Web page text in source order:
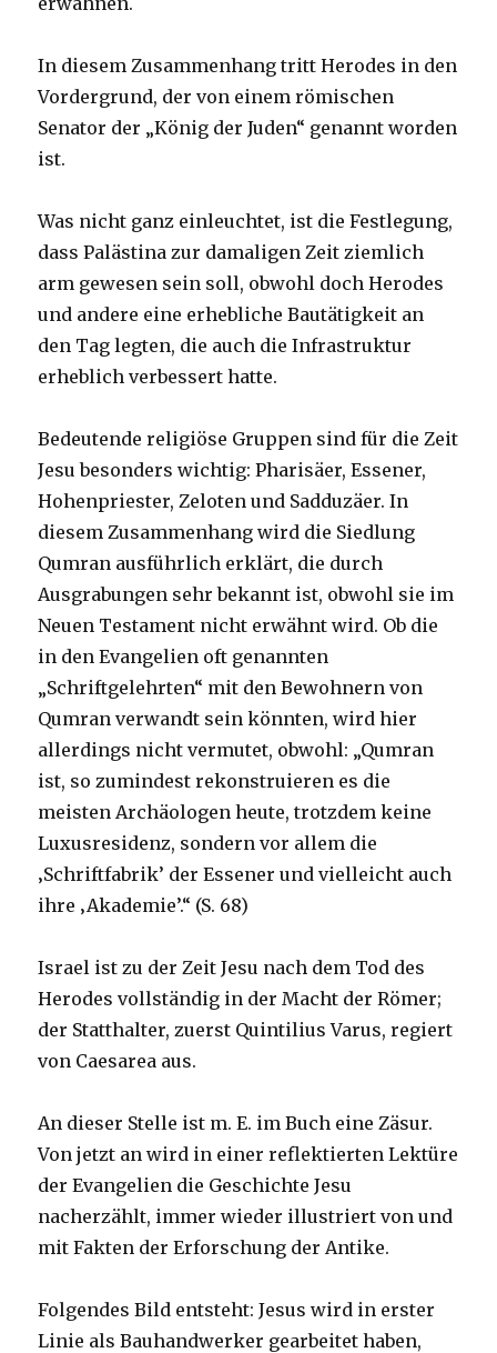
In diesem Zusammenhang tritt Herodes in den
Vordergrund, der von einem römischen
Senator der „König der Juden“ genannt worden
ist.
Was nicht ganz einleuchtet, ist die Festlegung,
dass Palästina zur damaligen Zeit ziemlich
arm gewesen sein soll, obwohl doch Herodes
und andere eine erhebliche Bautätigkeit an
den Tag legten, die auch die Infrastruktur
erheblich verbessert hatte.
Bedeutende religiöse Gruppen sind für die Zeit
Jesu besonders wichtig: Pharisäer, Essener,
Hohenpriester, Zeloten und Sadduzäer. In
diesem Zusammenhang wird die Siedlung
Qumran ausführlich erklärt, die durch
Ausgrabungen sehr bekannt ist, obwohl sie im
Neuen Testament nicht erwähnt wird. Ob die
in den Evangelien oft genannten
„Schriftgelehrten“ mit den Bewohnern von
Qumran verwandt sein könnten, wird hier
allerdings nicht vermutet, obwohl: „Qumran
ist, so zumindest rekonstruieren es die
meisten Archäologen heute, trotzdem keine
Luxusresidenz, sondern vor allem die
‚Schriftfabrik’ der Essener und vielleicht auch
ihre ‚Akademie’.“ (S. 68)
Israel ist zu der Zeit Jesu nach dem Tod des
Herodes vollständig in der Macht der Römer;
der Statthalter, zuerst Quintilius Varus, regiert
von Caesarea aus.
An dieser Stelle ist m. E. im Buch eine Zäsur.
Von jetzt an wird in einer reflektierten Lektüre
der Evangelien die Geschichte Jesu
nacherzählt, immer wieder illustriert von und
mit Fakten der Erforschung der Antike.
Folgendes Bild entsteht: Jesus wird in erster
Linie als Bauhandwerker gearbeitet haben,